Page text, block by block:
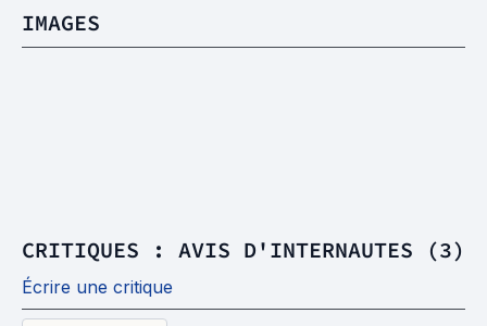
IMAGES
CRITIQUES : AVIS D'INTERNAUTES (3)
Écrire une critique